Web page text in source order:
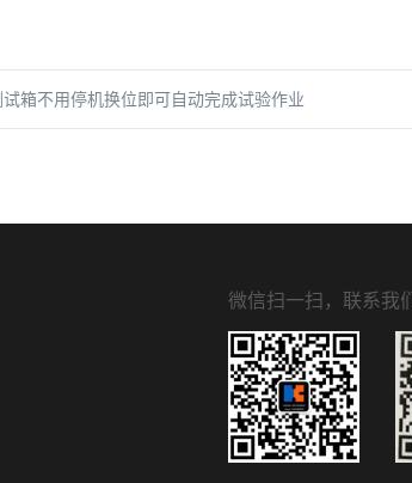
箱不用停机换位即可自动完成试验作业
微信扫一扫，联系我们